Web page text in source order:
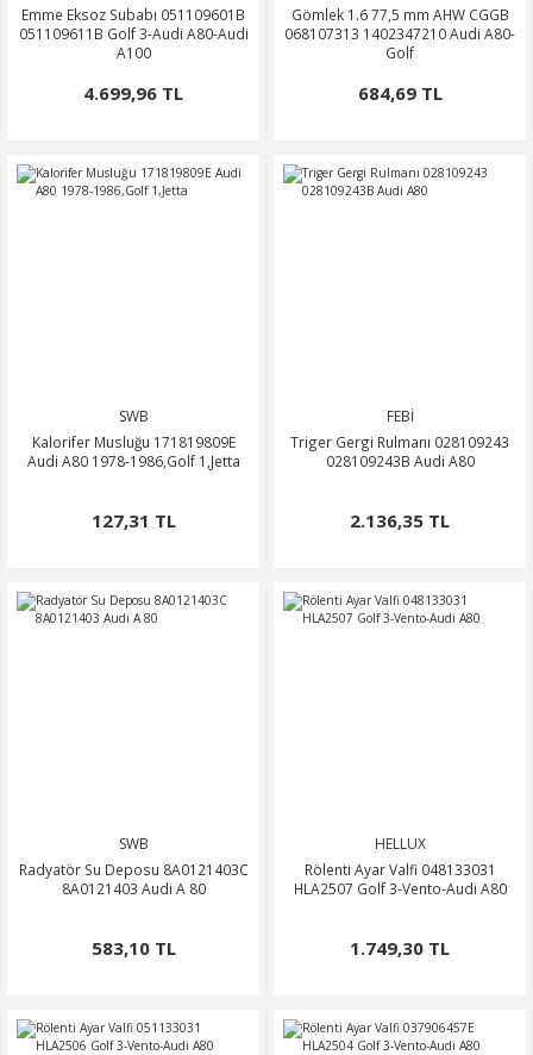
Emme Eksoz Subabı 051109601B
051109611B Golf 3-Audi A80-Audi
A100
4.699,96 TL
Gömlek 1.6 77,5 mm AHW CGGB
068107313 1402347210 Audi A80-
Golf
684,69 TL
SWB
Kalorifer Musluğu 171819809E
Audi A80 1978-1986,Golf 1,Jetta
127,31 TL
FEBİ
Triger Gergi Rulmanı 028109243
028109243B Audi A80
2.136,35 TL
SWB
Radyatör Su Deposu 8A0121403C
8A0121403 Audi A 80
583,10 TL
HELLUX
Rölenti Ayar Valfi 048133031
HLA2507 Golf 3-Vento-Audi A80
1.749,30 TL